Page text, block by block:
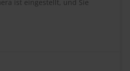
ist eingestellt, und Sie